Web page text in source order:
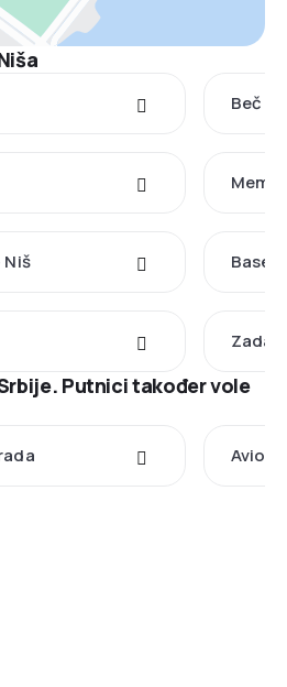
Beč -
Niš Basel
Zadar
Putnici također vole
Avio